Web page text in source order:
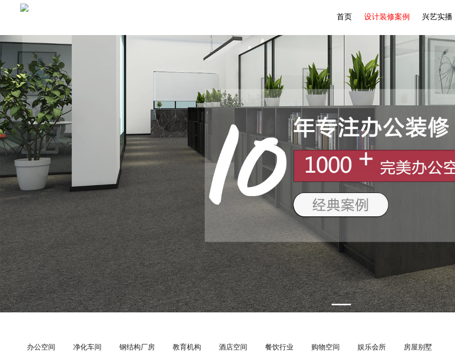
首页 设计装修案例 兴艺实播
办公空间 净化车间 钢结构厂房 教育机构 酒店空间 餐饮行业 购物空间 娱乐会所 房屋别墅